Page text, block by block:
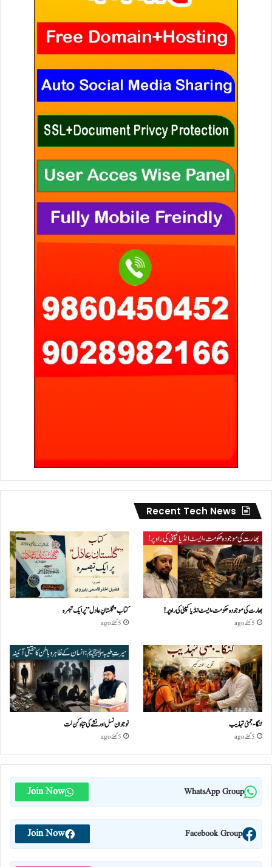
Recent Tech News
بھارت کی موجودہ حکومت،ایسٹ انڈیا کمپنی کی راہ پر!
5 گھنٹے ago
کتاب "گلستانِ عادل” پر ایک تبصرہ
5 گھنٹے ago
گنگا-جمنی تہذیب
5 گھنٹے ago
نوجوان نسل اور نشے کی تباہ کن لت
5 گھنٹے ago
WhatsApp Group
Join Now
Facebook Group
Join Now